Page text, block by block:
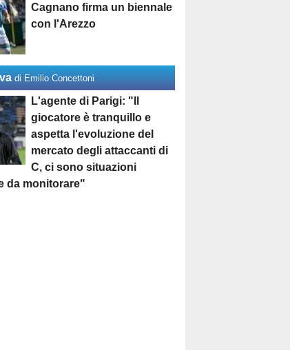
Cagnano firma un biennale
con l'Arezzo
di Emilio Concettoni
L'agente di Parigi: "Il
giocatore è tranquillo e
aspetta l'evoluzione del
mercato degli attaccanti di
C, ci sono situazioni
da monitorare"